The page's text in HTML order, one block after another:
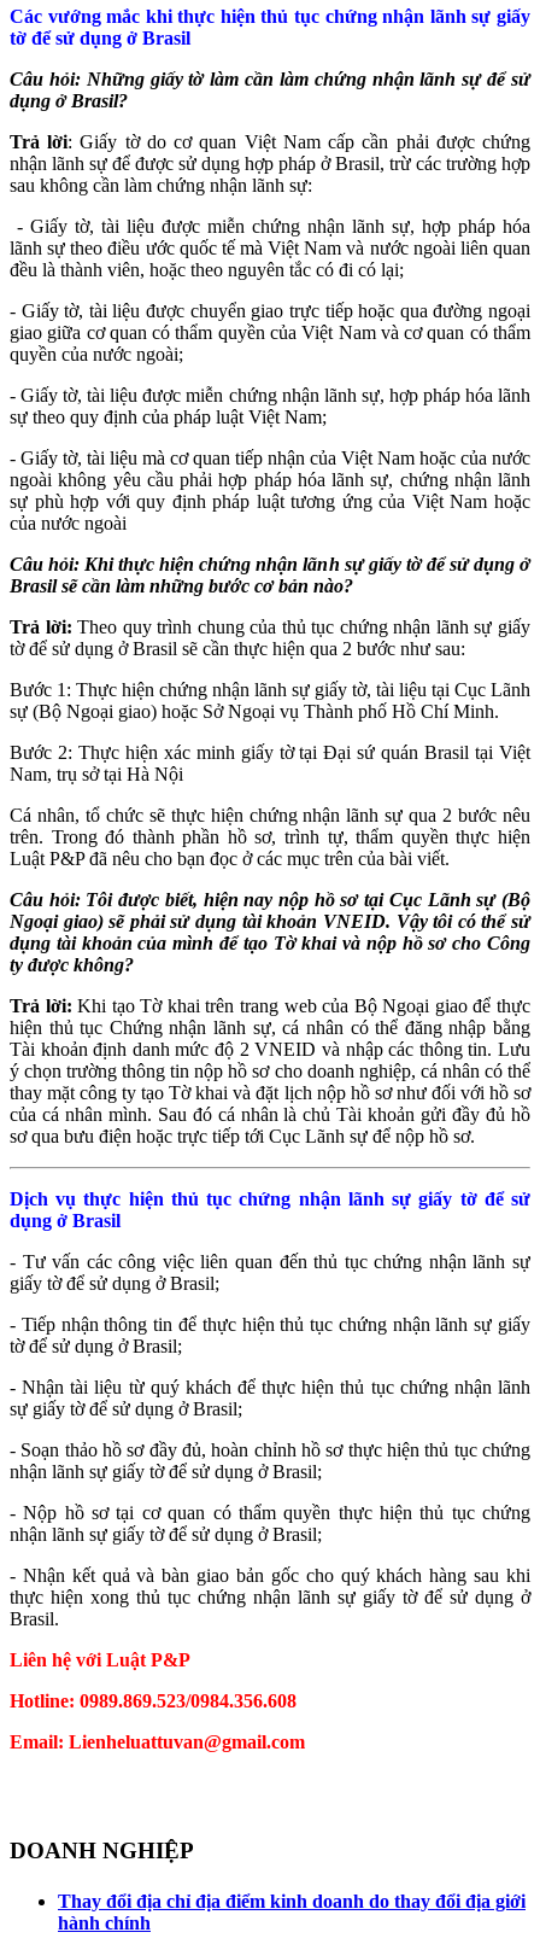
Các vướng mắc khi thực hiện thủ tục chứng nhận lãnh sự giấy
tờ để sử dụng ở Brasil
Câu hỏi: Những giấy tờ làm cần làm chứng nhận lãnh sự để sử
dụng ở Brasil?
Trả lời: Giấy tờ do cơ quan Việt Nam cấp cần phải được chứng
nhận lãnh sự để được sử dụng hợp pháp ở Brasil, trừ các trường hợp
sau không cần làm chứng nhận lãnh sự:
- Giấy tờ, tài liệu được miễn chứng nhận lãnh sự, hợp pháp hóa
lãnh sự theo điều ước quốc tế mà Việt Nam và nước ngoài liên quan
đều là thành viên, hoặc theo nguyên tắc có đi có lại;
- Giấy tờ, tài liệu được chuyển giao trực tiếp hoặc qua đường ngoại
giao giữa cơ quan có thẩm quyền của Việt Nam và cơ quan có thẩm
quyền của nước ngoài;
- Giấy tờ, tài liệu được miễn chứng nhận lãnh sự, hợp pháp hóa lãnh
sự theo quy định của pháp luật Việt Nam;
- Giấy tờ, tài liệu mà cơ quan tiếp nhận của Việt Nam hoặc của nước
ngoài không yêu cầu phải hợp pháp hóa lãnh sự, chứng nhận lãnh
sự phù hợp với quy định pháp luật tương ứng của Việt Nam hoặc
của nước ngoài
Câu hỏi: Khi thực hiện chứng nhận lãnh sự giấy tờ để sử dụng ở
Brasil sẽ cần làm những bước cơ bản nào?
Trả lời: Theo quy trình chung của thủ tục chứng nhận lãnh sự giấy
tờ để sử dụng ở Brasil sẽ cần thực hiện qua 2 bước như sau:
Bước 1: Thực hiện chứng nhận lãnh sự giấy tờ, tài liệu tại Cục Lãnh
sự (Bộ Ngoại giao) hoặc Sở Ngoại vụ Thành phố Hồ Chí Minh.
Bước 2: Thực hiện xác minh giấy tờ tại Đại sứ quán Brasil tại Việt
Nam, trụ sở tại Hà Nội
Cá nhân, tổ chức sẽ thực hiện chứng nhận lãnh sự qua 2 bước nêu
trên. Trong đó thành phần hồ sơ, trình tự, thẩm quyền thực hiện
Luật P&P đã nêu cho bạn đọc ở các mục trên của bài viết.
Câu hỏi: Tôi được biết, hiện nay nộp hồ sơ tại Cục Lãnh sự (Bộ
Ngoại giao) sẽ phải sử dụng tài khoản VNEID. Vậy tôi có thể sử
dụng tài khoản của mình để tạo Tờ khai và nộp hồ sơ cho Công
ty được không?
Trả lời: Khi tạo Tờ khai trên trang web của Bộ Ngoại giao để thực
hiện thủ tục Chứng nhận lãnh sự, cá nhân có thể đăng nhập bằng
Tài khoản định danh mức độ 2 VNEID và nhập các thông tin. Lưu
ý chọn trường thông tin nộp hồ sơ cho doanh nghiệp, cá nhân có thể
thay mặt công ty tạo Tờ khai và đặt lịch nộp hồ sơ như đối với hồ sơ
của cá nhân mình. Sau đó cá nhân là chủ Tài khoản gửi đầy đủ hồ
sơ qua bưu điện hoặc trực tiếp tới Cục Lãnh sự để nộp hồ sơ.
Dịch vụ thực hiện thủ tục chứng nhận lãnh sự giấy tờ để sử
dụng ở Brasil
- Tư vấn các công việc liên quan đến thủ tục chứng nhận lãnh sự
giấy tờ để sử dụng ở Brasil;
- Tiếp nhận thông tin để thực hiện thủ tục chứng nhận lãnh sự giấy
tờ để sử dụng ở Brasil;
- Nhận tài liệu từ quý khách để thực hiện thủ tục chứng nhận lãnh
sự giấy tờ để sử dụng ở Brasil;
- Soạn thảo hồ sơ đầy đủ, hoàn chỉnh hồ sơ thực hiện thủ tục chứng
nhận lãnh sự giấy tờ để sử dụng ở Brasil;
- Nộp hồ sơ tại cơ quan có thẩm quyền thực hiện thủ tục chứng
nhận lãnh sự giấy tờ để sử dụng ở Brasil;
- Nhận kết quả và bàn giao bản gốc cho quý khách hàng sau khi
thực hiện xong thủ tục chứng nhận lãnh sự giấy tờ để sử dụng ở
Brasil.
Liên hệ với Luật P&P
Hotline: 0989.869.523/0984.356.608
Email: Lienheluattuvan@gmail.com
DOANH NGHIỆP
Thay đổi địa chỉ địa điểm kinh doanh do thay đổi địa giới
hành chính